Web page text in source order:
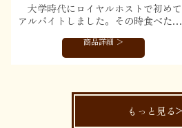
大学時代にロイヤルホストで初めて
アルバイトしました。その時食べたカ
た地元にはお店がありませんでした。
今はロイヤルデリですぐに食べること
商品詳細 ＞
もっと見る